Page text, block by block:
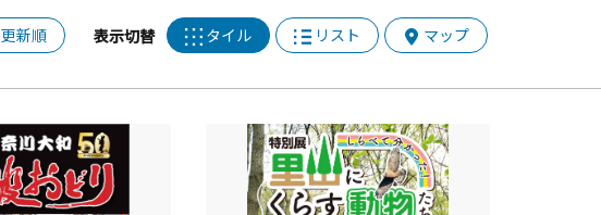
更新順 表示切替 タイル リスト マップ